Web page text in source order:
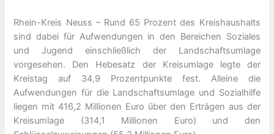
Rhein-Kreis Neuss – Rund 65 Prozent des Kreishaushalts
sind dabei für Aufwendungen in den Bereichen Soziales
und Jugend einschließlich der Landschaftsumlage
vorgesehen. Den Hebesatz der Kreisumlage legte der
Kreistag auf 34,9 Prozentpunkte fest. Alleine die
Aufwendungen für die Landschaftsumlage und Sozialhilfe
liegen mit 416,2 Millionen Euro über den Erträgen aus der
Kreisumlage (314,1 Millionen Euro) und den